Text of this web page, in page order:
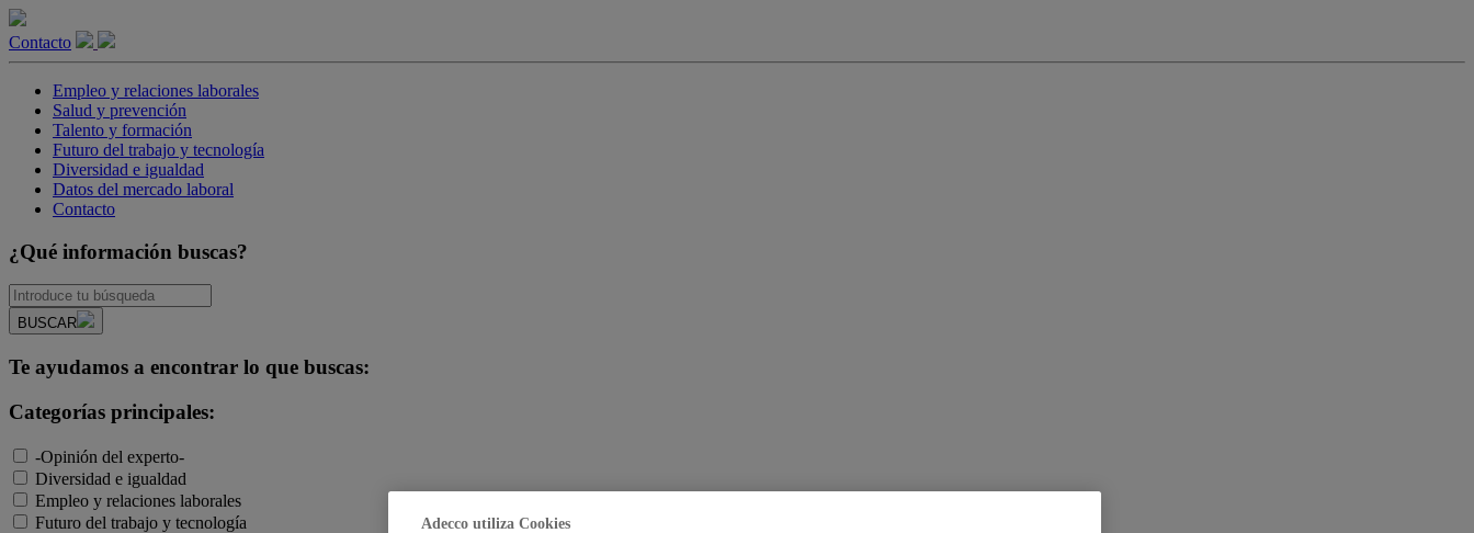
Contacto
Empleo y relaciones laborales
Salud y prevención
Talento y formación
Futuro del trabajo y tecnología
Diversidad e igualdad
Datos del mercado laboral
Contacto
¿Qué información buscas?
BUSCAR
Te ayudamos a encontrar lo que buscas:
Categorías principales:
-Opinión del experto-
Diversidad e igualdad
Empleo y relaciones laborales
Futuro del trabajo y tecnología
Adecco utiliza Cookies